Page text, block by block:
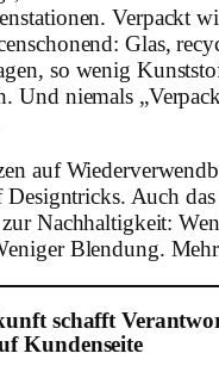
Verpackt
Glas,
so wenig
Und niemals
auf
Designtricks. Auch
Nachhaltigkeit:
Blendung.
schafft
Kundenseite